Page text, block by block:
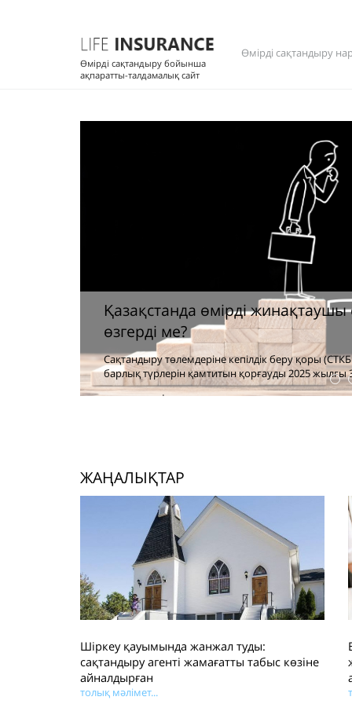
Өмірді сақтандыру бойынша
ақпаратты-талдамалық сайт
Өмірді сақтандыру
сақтандыруға деген сұраныс
беру қоры (СТКБҚ) өмірді жинақтаушы сақтандырудың (ӨЖС)
2025 жылғы 30 маусымда кеңейтті. Тиіст...
ЖАҢАЛЫҚТАР
Шіркеу қауымында жанжал туды:
сақтандыру агенті жамағатты табыс көзіне
айналдырған
толық мәлімет...